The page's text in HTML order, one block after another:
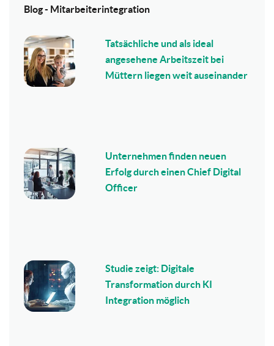
Blog - Mitarbeiterintegration
Tatsächliche und als ideal
angesehene Arbeitszeit bei
Müttern liegen weit auseinander
Unternehmen finden neuen
Erfolg durch einen Chief Digital
Officer
Studie zeigt: Digitale
Transformation durch KI
Integration möglich